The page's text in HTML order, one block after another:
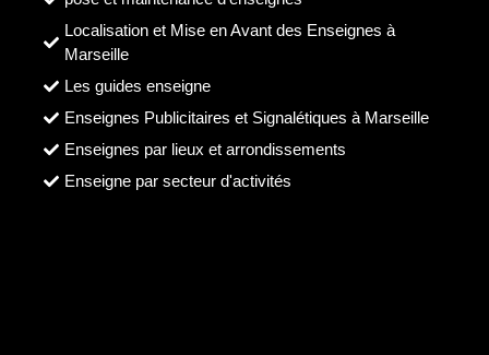
Localisation et Mise en Avant des Enseignes à
Marseille
Les guides enseigne
Enseignes Publicitaires et Signalétiques à Marseille
Enseignes par lieux et arrondissements
Enseigne par secteur d'activités